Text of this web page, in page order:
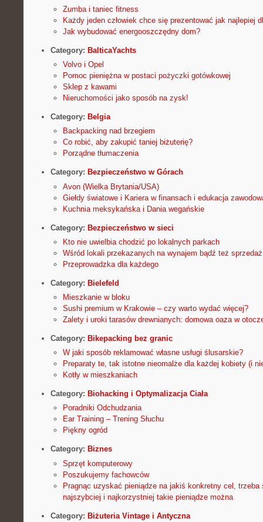
Zumba i taniec fitness
Każdy jeden człowiek chce się prezentować jak najlepiej
Jak wybudować energooszczędny dom?
Category: BalticaYachts
Volvo i Opel
Pomoc pieniężna w postaci pożyczki gotówkowej
Sklep z kawami
Nieruchomości jako sposób na zysk!
Category: Belgia
Backpacking nad brzegiem
Co robić, aby zakupić taniej biżuterię?
Porządne tłumaczenia
Category: Bezpieczeństwo w Górach
Avon (Wielka Brytania/USA)
Giełdy światowe i Kariera w finansach i edukacja
Kuchnia meksykańska i Dania wegańskie
Category: Bezpieczeństwo w sieci
Kto nie uwielbia chodzić po lokalnych parkach
Wśród lokali przekazanych na wynajem bądź też
Przeprowadzka dla każdego
Category: Bielefeld
Mieszkanie w bloku
Sushi premium w Krakowie – czy warto wydać więcej?
Zalety i uroki tarasów drewnianych: domowa oaza w
Category: Bikepacking bez granic
W jaki sposób reklamować własne usługi ślusarskie?
Preparaty te, tak istotne nieomalże dla każdej kobiety (i
Kotły w mieszkaniach
Category: Biohacking i Optymalizacja Ciała
Poradniki Odchudzania
Ear Training – Trening Słuchu
Piękny ogród
Category: Biznes
Sprzęt komputerowy
Poszukujemy fachowców
Pragnąc uzyskać pieniądze na jakiś konkretny cel, trzeba
najszybciej i najkorzystniej takie pieniądze można
Category: Biżuteria Vintage i Antyczna